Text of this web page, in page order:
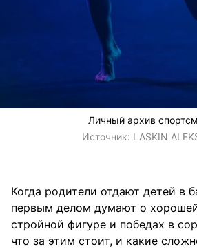
Личный архив
Источник: LASKIN
Когда родители отдают детей в
первым делом думают о
стройной фигуре и победах в
что за этим стоит, и какие